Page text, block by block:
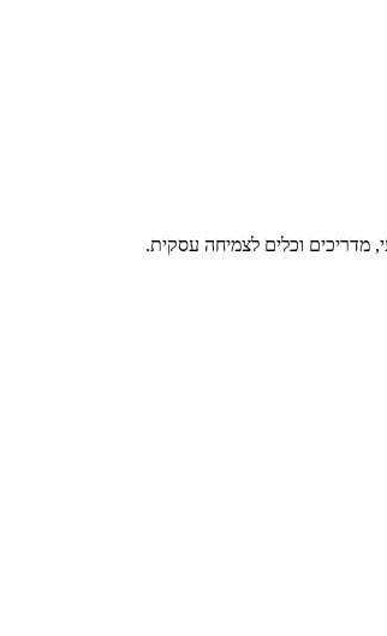
מדריכים וכלים לצמיחה עסקית.